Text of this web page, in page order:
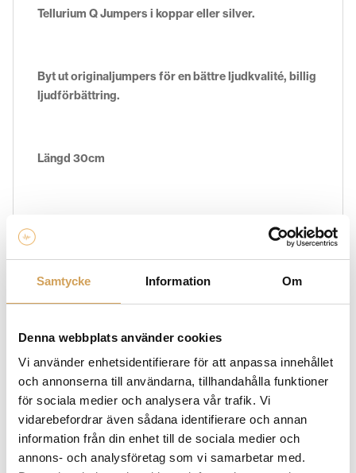
Samtycke Information Om
Denna webbplats använder cookies
Vi använder enhetsidentifierare för att anpassa innehållet
och annonserna till användarna, tillhandahålla funktioner
för sociala medier och analysera vår trafik. Vi
vidarebefordrar även sådana identifierare och annan
information från din enhet till de sociala medier och
annons- och analysföretag som vi samarbetar med.
Tellurium Q Jumpers i koppar eller silver.
Byt ut originaljumpers för en bättre ljudkvalité, billig
ljudförbättring.
Längd 30cm
Du väljer själv terminering.
Finns i 10olika serier
Ytterligare information
Vikt
2,0 kg